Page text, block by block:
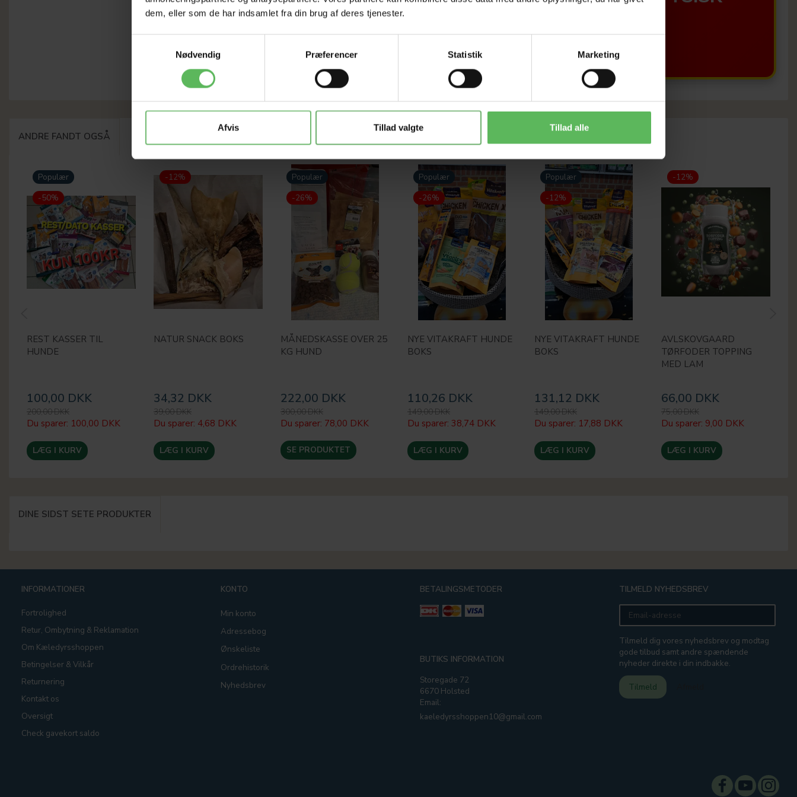
dem, eller som de har indsamlet fra din brug af deres tjenester.
Nødvendig
Præferencer Statistik Marketing
Afvis Tillad valgte Tillad alle
ANDRE FANDT OGSÅ
Populær
-50%
REST KASSER TIL
HUNDE
100,00 DKK
200,00 DKK
Du sparer: 100,00 DKK
LÆG I KURV
-12%
NATUR SNACK BOKS
34,32 DKK
39,00 DKK
Du sparer: 4,68 DKK
LÆG I KURV
Populær
-26%
MÅNEDSKASSE OVER 25
KG HUND
222,00 DKK
300,00 DKK
Du sparer: 78,00 DKK
SE PRODUKTET
Populær
-26%
NYE VITAKRAFT HUNDE
BOKS
110,26 DKK
149,00 DKK
Du sparer: 38,74 DKK
LÆG I KURV
Populær
-12%
NYE VITAKRAFT HUNDE
BOKS
131,12 DKK
149,00 DKK
Du sparer: 17,88 DKK
LÆG I KURV
-12%
AVLSKOVGAARD
TØRFODER TOPPING
MED LAM
66,00 DKK
75,00 DKK
Du sparer: 9,00 DKK
LÆG I KURV
DINE SIDST SETE PRODUKTER
INFORMATIONER
Fortrolighed
Retur, Ombytning & Reklamation
Om Kæledyrsshoppen
Betingelser & Vilkår
Returnering
Kontakt os
Oversigt
Check gavekort saldo
KONTO
Min konto
Adressebog
Ønskeliste
Ordrehistorik
Nyhedsbrev
BETALINGSMETODER
BUTIKS INFORMATION
Storegade 72
6670 Holsted
Email:
kaeledyrsshoppen10@gmail.com
TILMELD NYHEDSBREV
Email-
adresse
Tilmeld dig vores nyhedsbrev og modtag
gode tilbud samt andre spændende
nyheder direkte i din indbakke.
Tilmeld